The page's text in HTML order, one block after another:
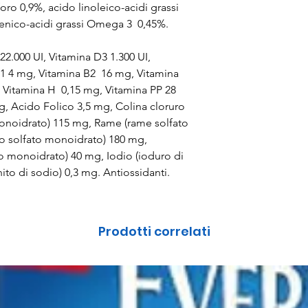
0,9%, acido linoleico-acidi grassi
acidi grassi Omega 3 0,45%.
UI, Vitamina D3 1.300 UI,
4 mg, Vitamina B2 16 mg, Vitamina
H 0,15 mg, Vitamina PP 28
Acido Folico 3,5 mg, Colina cloruro
115 mg, Rame (rame solfato
solfato monoidrato) 180 mg,
monoidrato) 40 mg, Iodio (ioduro di
di sodio) 0,3 mg. Antiossidanti.
Prodotti correlati